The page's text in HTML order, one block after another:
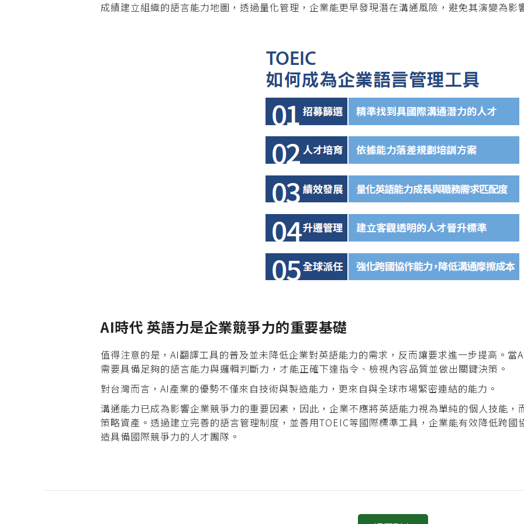
成績建立組織的語言能力地圖，透過量化管理，企業能更早發現潛在溝通風險，避免其演變為影
AI時代 英語力是企業競爭力的重要基礎
值得注意的是，AI翻譯工具的普及並未降低企業對英語能力的需求，反而讓要求進一步提高。當
需要具備足夠的語言能力與邏輯判斷力，才能正確下達指令、檢視內容品質並做出關鍵決策。
對台灣而言，AI產業的優勢不僅來自技術與製造能力，更來自與全球市場緊密連結的能力。
溝通能力已成為影響企業競爭力的重要因素，因此，企業不應將英語能力視為單純的個人技能，
策略資產。透過建立完善的語言管理制度，並善用TOEIC等國際標準工具，企業能有效降低跨國
造具備國際競爭力的人才團隊。